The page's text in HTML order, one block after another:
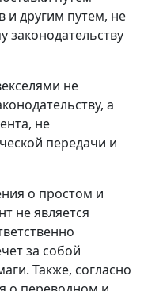
и другим путем, не
не
а
не
передачи и
о простом и
не является
за собой
Также, согласно